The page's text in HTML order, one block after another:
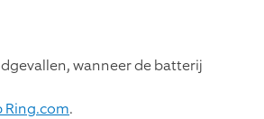
wanneer de batterij
Ring.com.